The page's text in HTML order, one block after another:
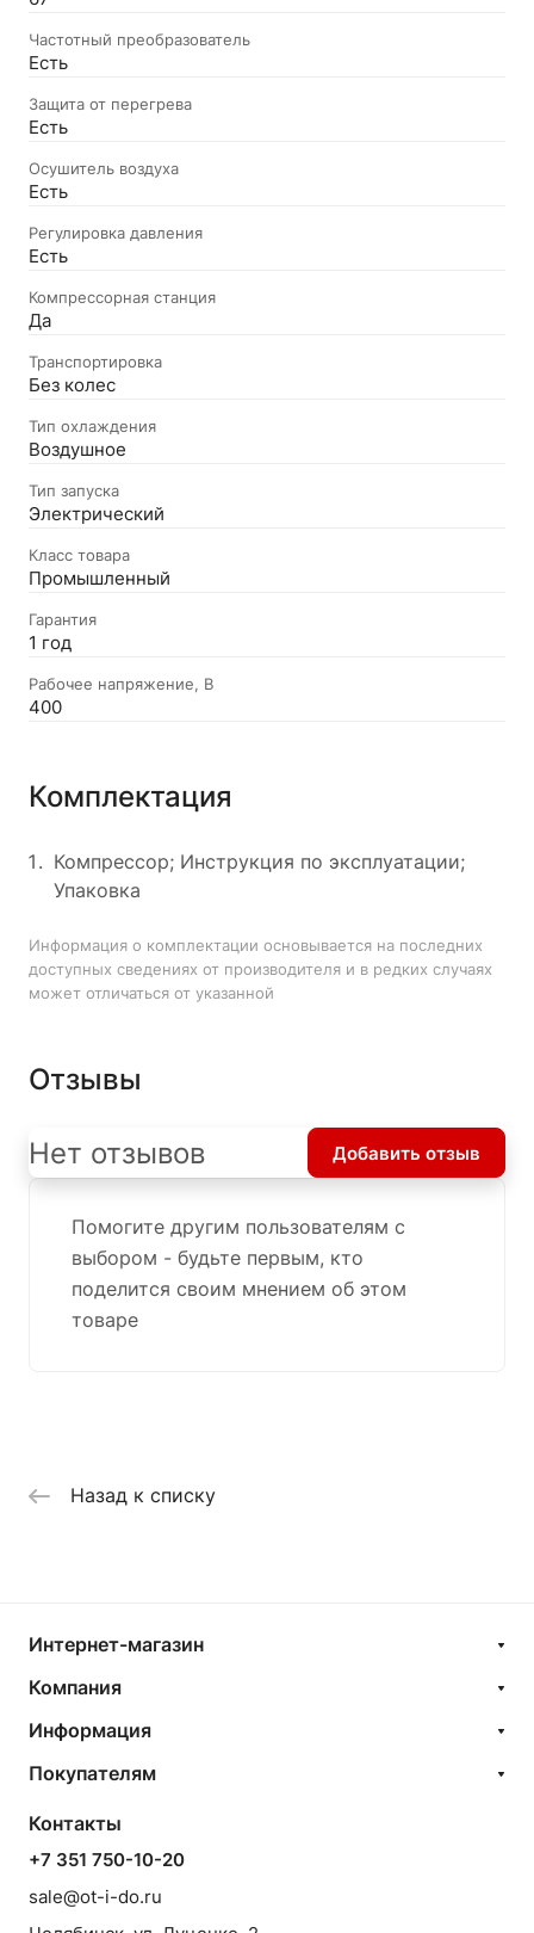
Частотный преобразователь
Есть
Защита от перегрева
Есть
Осушитель воздуха
Есть
Регулировка давления
Есть
Компрессорная станция
Да
Транспортировка
Без колес
Тип охлаждения
Воздушное
Тип запуска
Электрический
Класс товара
Промышленный
Гарантия
1 год
Рабочее напряжение, В
400
Комплектация
Компрессор; Инструкция по эксплуатации;
Упаковка
Информация о комплектации основывается на последних
доступных сведениях от производителя и в редких случаях
может отличаться от указанной
Отзывы
Помогите другим пользователям с
выбором - будьте первым, кто
поделится своим мнением об этом
товаре
Нет отзывов Добавить отзыв
Назад к списку
Интернет-магазин
Компания
Информация
Покупателям
Контакты
+7 351 750-10-20
sale@ot-i-do.ru